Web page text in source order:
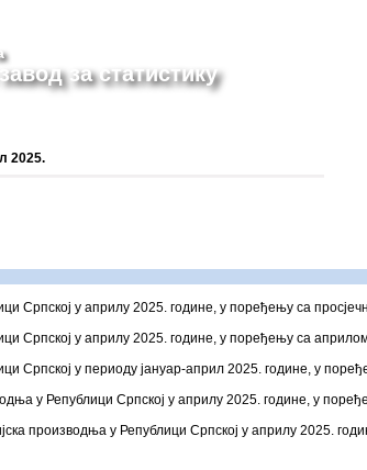
за статистику
2025.
Српској у априлу 2025. године, у поређењу са
Српској у априлу 2025. године, у поређењу са
Српској у периоду јануар-април 2025. године, у
у Републици Српској у априлу 2025. године, у
производња у Републици Српској у априлу 2025.